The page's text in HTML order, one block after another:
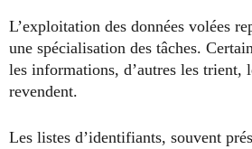
L’exploitation des données volées
une spécialisation des tâches.
les informations, d’autres les trient,
revendent.
Les listes d’identifiants, souvent